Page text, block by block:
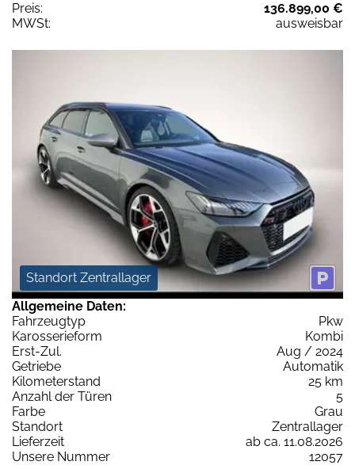
Preis:
136.899,00 €
MWSt:
ausweisbar
Standort Zentrallager
Allgemeine Daten:
Fahrzeugtyp
Pkw
Karosserieform
Kombi
Erst-Zul.
Aug / 2024
Getriebe
Automatik
Kilometerstand
25 km
Anzahl der Türen
5
Farbe
Grau
Standort
Zentrallager
Lieferzeit
ab ca. 11.08.2026
Unsere Nummer
12057